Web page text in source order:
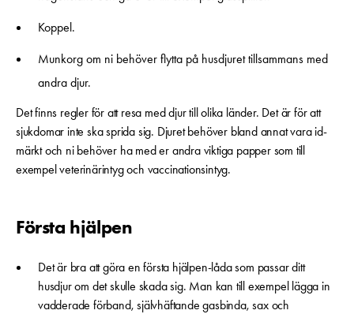
Koppel.
Munkorg om ni behöver flytta på husdjuret tillsammans med
andra djur.
Det finns regler för att resa med djur till olika länder. Det är för att
sjukdomar inte ska sprida sig. Djuret behöver bland annat vara id-
märkt och ni behöver ha med er andra viktiga papper som till
exempel veterinärintyg och vaccinationsintyg.
Första hjälpen
Det är bra att göra en första hjälpen-låda som passar ditt
husdjur om det skulle skada sig. Man kan till exempel lägga in
vadderade förband, självhäftande gasbinda, sax och